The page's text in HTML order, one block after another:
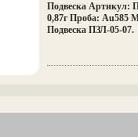
Подвеска Артикул:
0,87г Проба: Au585
Подвеска ПЗЛ-05-07.